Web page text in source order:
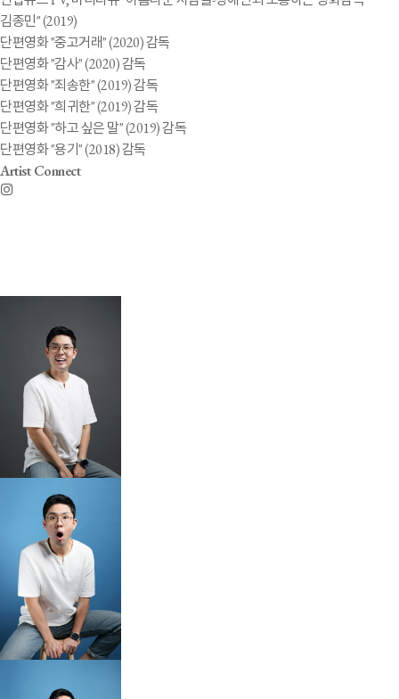
김종민" (2019)
단편영화 "중고거래" (2020) 감독
단편영화 "감사" (2020) 감독
단편영화 "죄송한" (2019) 감독
단편영화 "희귀한" (2019) 감독
단편영화 "하고 싶은 말" (2019) 감독
단편영화 "용기" (2018) 감독
Artist Connect